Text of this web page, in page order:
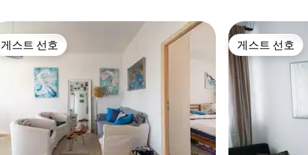
게스트 선호
게스트 선호 게스트 선호
게스트 선호